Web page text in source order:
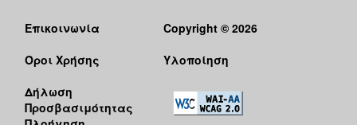
Επικοινωνία
Όροι Χρήσης
Δήλωση
Προσβασιμότητας
Copyright © 2026
Υλοποίηση